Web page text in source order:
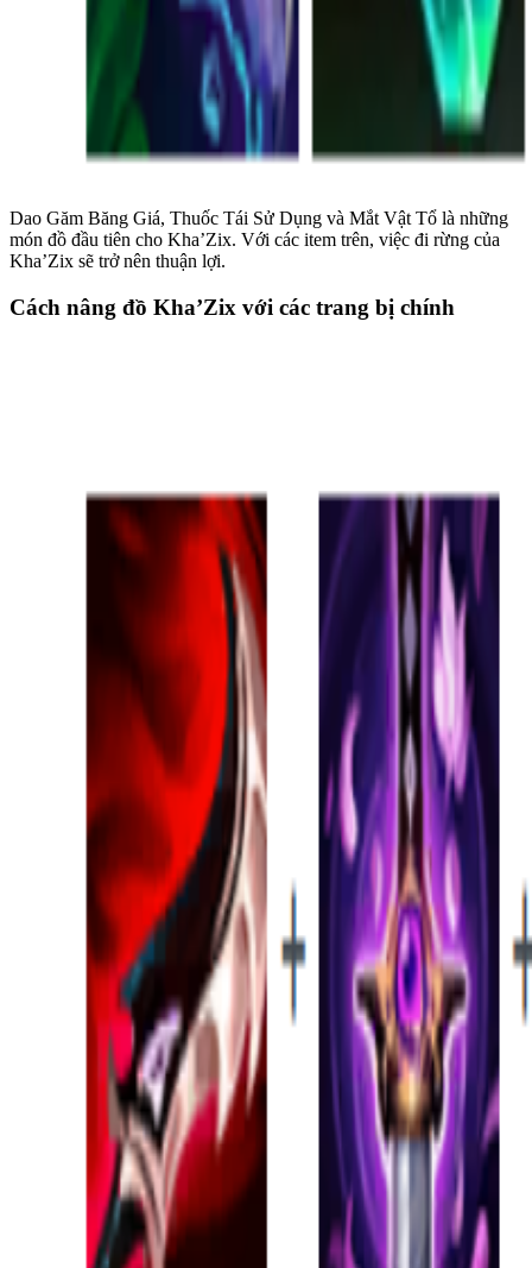
Dao Găm Băng Giá, Thuốc Tái Sử Dụng và Mắt Vật Tổ là những
món đồ đầu tiên cho Kha’Zix. Với các item trên, việc đi rừng của
Kha’Zix sẽ trở nên thuận lợi.
Cách nâng đồ Kha’Zix với các trang bị chính